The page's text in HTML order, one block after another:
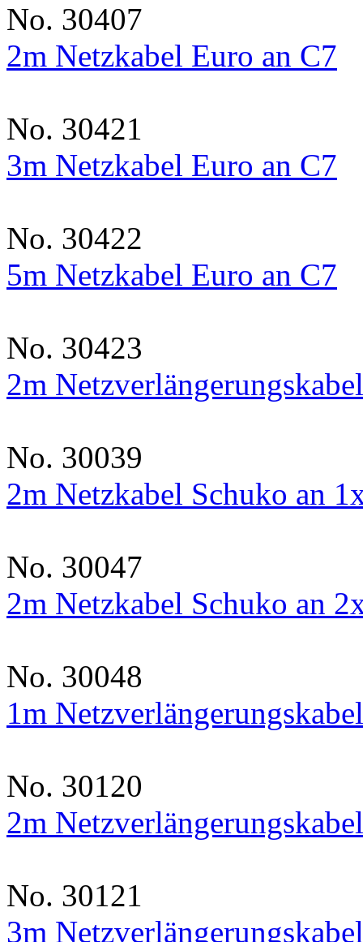
No. 30407
2m Netzkabel Euro an C7
No. 30421
3m Netzkabel Euro an C7
No. 30422
5m Netzkabel Euro an C7
No. 30423
2m
No. 30039
2m Netzkabel Schuko an
No. 30047
2m Netzkabel Schuko an
No. 30048
1m
No. 30120
2m
No. 30121
3m